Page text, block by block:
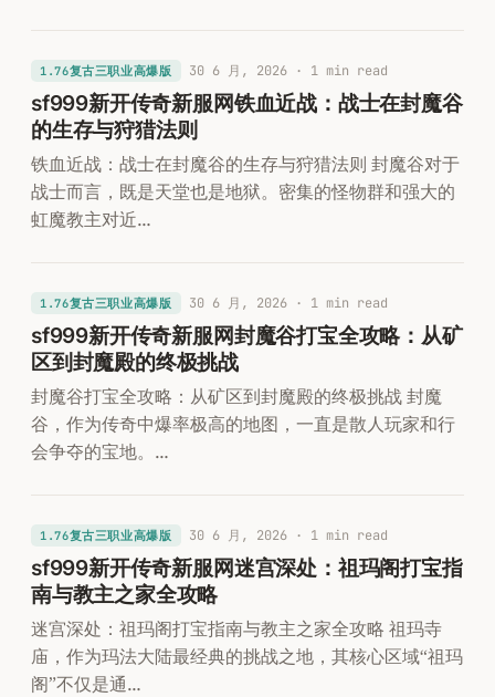
1.76复古三职业高爆版 30 6 月, 2026· 1 min read
sf999新开传奇新服网铁血近战：战士在封魔谷
的生存与狩猎法则
铁血近战：战士在封魔谷的生存与狩猎法则 封魔谷对于
战士而言，既是天堂也是地狱。密集的怪物群和强大的
虹魔教主对近…
1.76复古三职业高爆版 30 6 月, 2026· 1 min read
sf999新开传奇新服网封魔谷打宝全攻略：从矿
区到封魔殿的终极挑战
封魔谷打宝全攻略：从矿区到封魔殿的终极挑战 封魔
谷，作为传奇中爆率极高的地图，一直是散人玩家和行
会争夺的宝地。…
1.76复古三职业高爆版 30 6 月, 2026· 1 min read
sf999新开传奇新服网迷宫深处：祖玛阁打宝指
南与教主之家全攻略
迷宫深处：祖玛阁打宝指南与教主之家全攻略 祖玛寺
庙，作为玛法大陆最经典的挑战之地，其核心区域“祖玛
阁”不仅是通…